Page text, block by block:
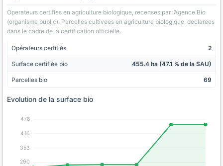
Operateurs certifies en agriculture biologique, recenses par l’Agence Bio
(organisme public). Parcelles cultivees en agriculture biologique, declarees
dans le cadre de la certification officielle.
Opérateurs certifiés 2
Surface certifiée bio 455.4 ha (47.1 % de la SAU)
Parcelles bio 69
Evolution de la surface bio
290
353
416
478